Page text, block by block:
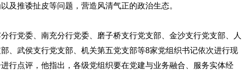
及推诿扯皮等问题，营造风清气正的政治生态。
行党委、南充分行党委、磨子桥支行党支部、金沙支行党支部、人
、武侯支行党支部、机关第五党支部等8家党组织书记依次进行现
行点评，他指出，各级党组织要在党建与业务融合、服务实体经